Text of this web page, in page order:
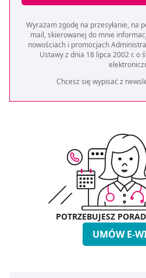
Wyrażam zgodę na przesyłanie, na
mail, skierowanej do mnie
nowościach i promocjach
Ustawy z dnia 18 lipca 2002 r. o
Chcesz się wypisać z
POTRZEBUJESZ
UMÓW E-